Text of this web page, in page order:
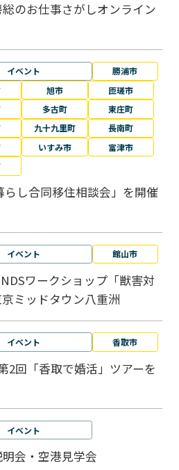
総のお仕事さがしオンライン
イベント
勝浦市
旭市
匝瑳市
多古町
東庄町
九十九里町
長南町
いすみ市
富津市
し合同移住相談会」を開催
イベント 館山市
ワークショップ「獣害対
ミッドタウン八重洲
イベント 香取市
2回「香取で婚活」ツアーを
イベント
会・空港見学会